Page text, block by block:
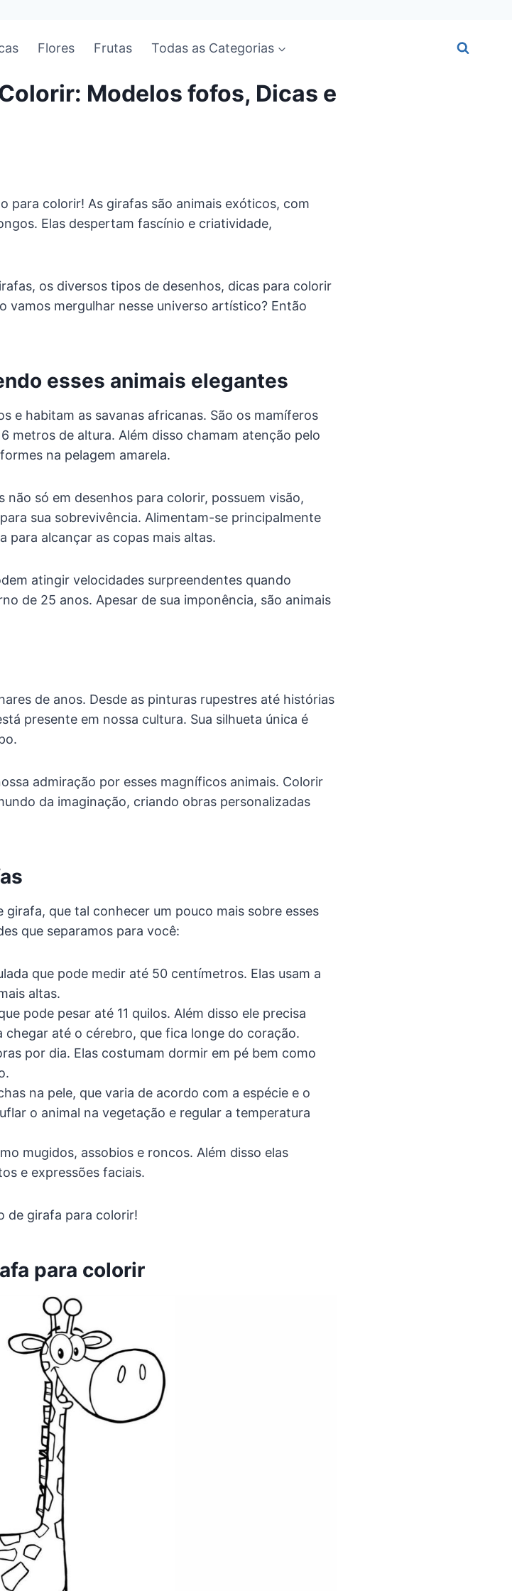
Flores Frutas Todas as Categorias
Modelos fofos, Dicas e
para colorir! As girafas são animais exóticos, com
Elas despertam fascínio e criatividade,
os diversos tipos de desenhos, dicas para colorir
mergulhar nesse universo artístico? Então
esses animais elegantes
e habitam as savanas africanas. São os mamíferos
metros de altura. Além disso chamam atenção pelo
na pelagem amarela.
só em desenhos para colorir, possuem visão,
sua sobrevivência. Alimentam-se principalmente
para alcançar as copas mais altas.
atingir velocidades surpreendentes quando
de 25 anos. Apesar de sua imponência, são animais
de anos. Desde as pinturas rupestres até histórias
presente em nossa cultura. Sua silhueta única é
admiração por esses magníficos animais. Colorir
da imaginação, criando obras personalizadas
que tal conhecer um pouco mais sobre esses
que separamos para você:
que pode medir até 50 centímetros. Elas usam a
altas.
pode pesar até 11 quilos. Além disso ele precisa
até o cérebro, que fica longe do coração.
por dia. Elas costumam dormir em pé bem como
na pele, que varia de acordo com a espécie e o
o animal na vegetação e regular a temperatura
mugidos, assobios e roncos. Além disso elas
e expressões faciais.
de girafa para colorir!
para colorir